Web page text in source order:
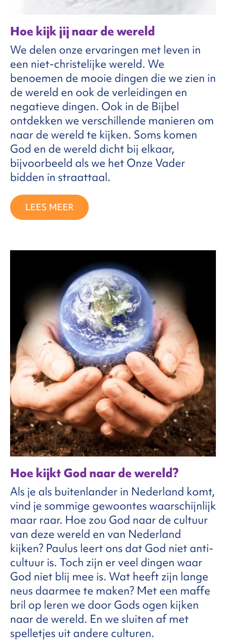
Hoe kijk jij naar de wereld
We delen onze ervaringen met leven in
een niet-christelijke wereld. We
benoemen de mooie dingen die we zien in
de wereld en ook de verleidingen en
negatieve dingen. Ook in de Bijbel
ontdekken we verschillende manieren om
naar de wereld te kijken. Soms komen
God en de wereld dicht bij elkaar,
bijvoorbeeld als we het Onze Vader
bidden in straattaal.
LEES MEER
Hoe kijkt God naar de wereld?
Als je als buitenlander in Nederland komt,
vind je sommige gewoontes waarschijnlijk
maar raar. Hoe zou God naar de cultuur
van deze wereld en van Nederland
kijken? Paulus leert ons dat God niet anti-
cultuur is. Toch zijn er veel dingen waar
God niet blij mee is. Wat heeft zijn lange
neus daarmee te maken? Met een maffe
bril op leren we door Gods ogen kijken
naar de wereld. En we sluiten af met
spelletjes uit andere culturen.